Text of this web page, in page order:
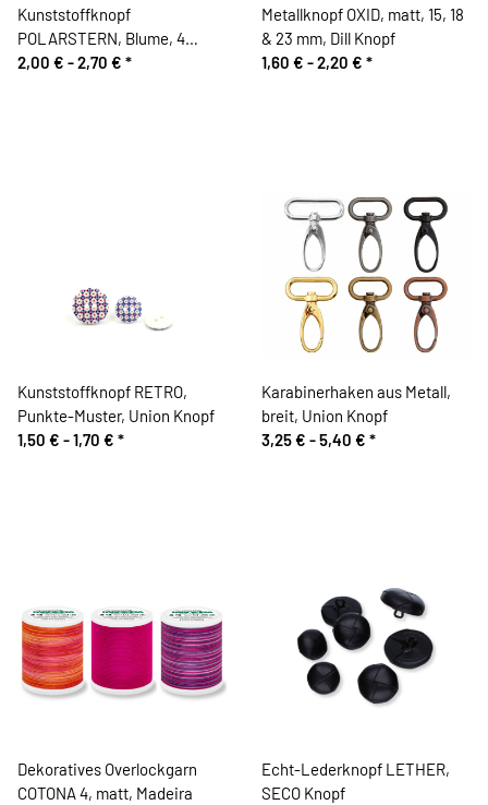
Kunststoffknopf
POLARSTERN, Blume, 4
Farben, Dill Knopf
2,00 € -2,70 € *
Metallknopf OXID, matt, 15, 18
& 23 mm, Dill Knopf
1,60 € -2,20 € *
Kunststoffknopf RETRO,
Punkte-Muster, Union Knopf
1,50 € -1,70 € *
Karabinerhaken aus Metall,
breit, Union Knopf
3,25 € -5,40 € *
Dekoratives Overlockgarn
COTONA 4, matt, Madeira
Echt-Lederknopf LETHER,
SECO Knopf